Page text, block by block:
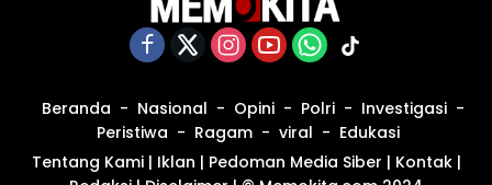
Beranda Nasional Opini Polri
Investigasi
Peristiwa
Ragam viral
Edukasi
Tentang Kami| Iklan | Pedoman Media Siber | Kontak|